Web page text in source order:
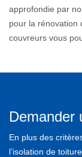
approfondie par
pour la rénovation
couvreurs vous
Demander
En plus des
l’isolation de